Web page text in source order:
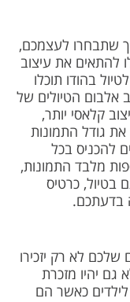
שתבחרו לעצמכם,
להתאים את עיצוב
בהודו תוכלו
אלבום הטיולים של
קלאסי יותר,
את גודל התמונות
להכניס בכל
מלבד התמונות,
בטיול, כרטיס
בדעתכם.
שלכם לא רק יזכירו
יהיו מזכרת
כאשר הם